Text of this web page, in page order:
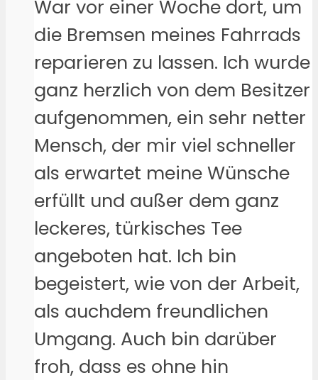
War vor einer Woche dort, um
die Bremsen meines Fahrrads
reparieren zu lassen. Ich wurde
ganz herzlich von dem Besitzer
aufgenommen, ein sehr netter
Mensch, der mir viel schneller
als erwartet meine Wünsche
erfüllt und außer dem ganz
leckeres, türkisches Tee
angeboten hat. Ich bin
begeistert, wie von der Arbeit,
als auchdem freundlichen
Umgang. Auch bin darüber
froh, dass es ohne hin